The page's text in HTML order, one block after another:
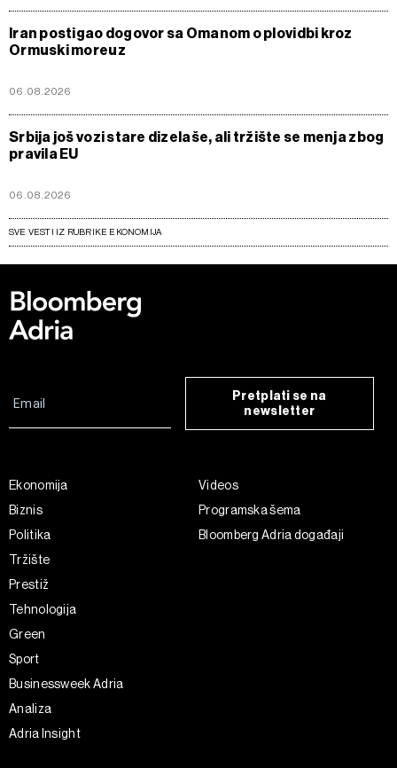
Iran postigao dogovor sa Omanom o plovidbi kroz
Ormuski moreuz
06.08.2026
Srbija još vozi stare dizelaše, ali tržište se menja zbog
pravila EU
06.08.2026
SVE VESTI IZ RUBRIKE EKONOMIJA
Pretplati se na
newsletter
Ekonomija
Biznis
Politika
Tržište
Prestiž
Tehnologija
Green
Sport
Businessweek Adria
Analiza
Adria Insight
Videos
Programska šema
Bloomberg Adria događaji